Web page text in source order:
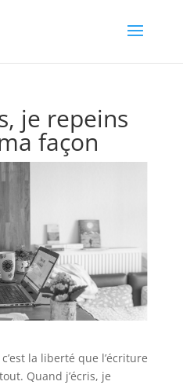
je repeins
façon
la liberté que l’écriture
Quand j’écris, je